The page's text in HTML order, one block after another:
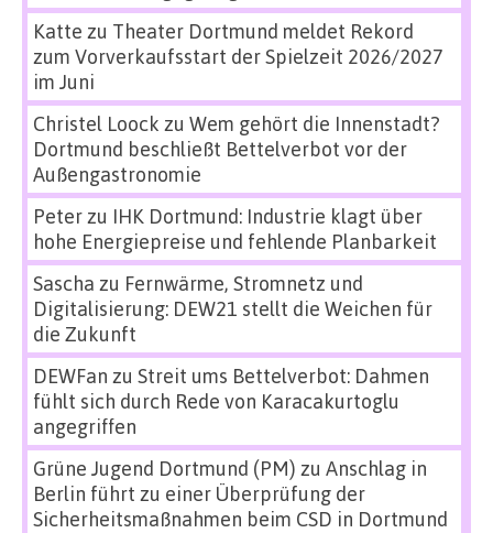
Katte zu Theater Dortmund meldet Rekord
zum Vorverkaufsstart der Spielzeit 2026/2027
im Juni
Christel Loock zu Wem gehört die Innenstadt?
Dortmund beschließt Bettelverbot vor der
Außengastronomie
Peterzu IHK Dortmund: Industrie klagt über
hohe Energiepreise und fehlende Planbarkeit
Sascha zu Fernwärme, Stromnetz und
Digitalisierung: DEW21 stellt die Weichen für
die Zukunft
DEWFan zu Streit ums Bettelverbot: Dahmen
fühlt sich durch Rede von Karacakurtoglu
angegriffen
Grüne Jugend Dortmund (PM) zu Anschlag in
Berlin führt zu einer Überprüfung der
Sicherheitsmaßnahmen beim CSD in Dortmund